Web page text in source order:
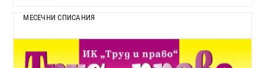
МЕСЕЧНИ СПИСАНИЯ